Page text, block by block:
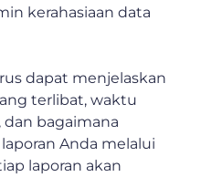
kerahasiaan data
dapat menjelaskan
terlibat, waktu
dan bagaimana
Anda melalui
laporan akan